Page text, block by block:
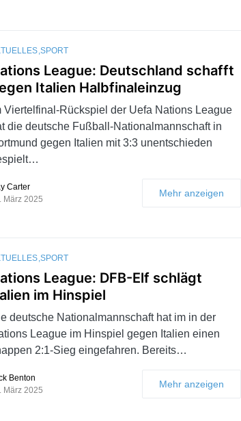
SPORT
League: Deutschland schafft
Italien Halbfinaleinzug
Viertelfinal-Rückspiel der Uefa Nations League
die deutsche Fußball-Nationalmannschaft in
gegen Italien mit 3:3 unentschieden
Carter
März 2025
Mehr anzeigen
SPORT
League: DFB-Elf schlägt
im Hinspiel
deutsche Nationalmannschaft hat im in der
League im Hinspiel gegen Italien einen
2:1-Sieg eingefahren. Bereits…
Benton
März 2025
Mehr anzeigen